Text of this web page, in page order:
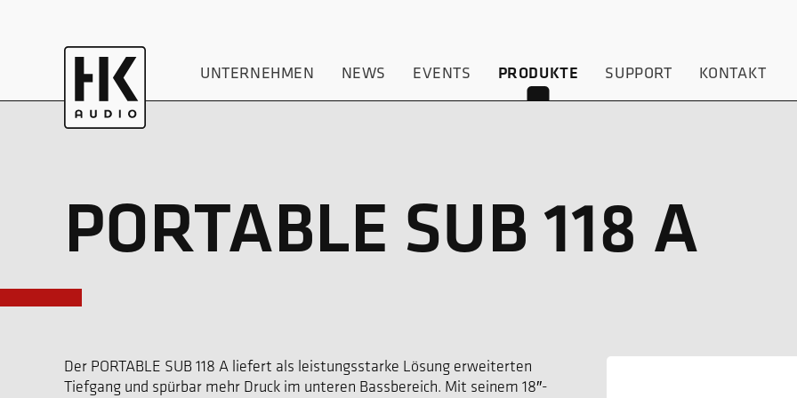
UNTERNEHMEN NEWS EVENTS PRODUKTE SUPPORT KONTAKT
PORTABLE SUB 118 A
Der PORTABLE SUB 118 A liefert als leistungsstarke Lösung erweiterten
Tiefgang und spürbar mehr Druck im unteren Bassbereich. Mit seinem 18″-